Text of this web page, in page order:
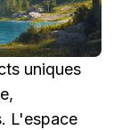
uniques
L'espace